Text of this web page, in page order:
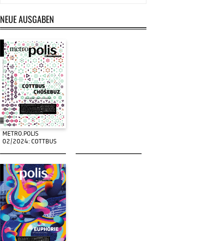
NEUE AUSGABEN
METRO.POLIS
02/2024: COTTBUS